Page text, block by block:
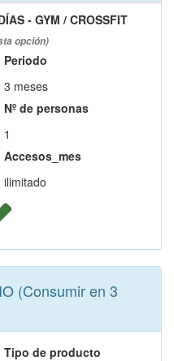
- GYM / CROSSFIT
opción)
Periodo
3 meses
Nº de personas
1
Accesos_mes
ilimitado
(Consumir en 3
Tipo de producto